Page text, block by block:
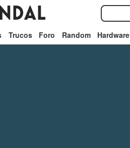
Trucos Foro Random Hardware